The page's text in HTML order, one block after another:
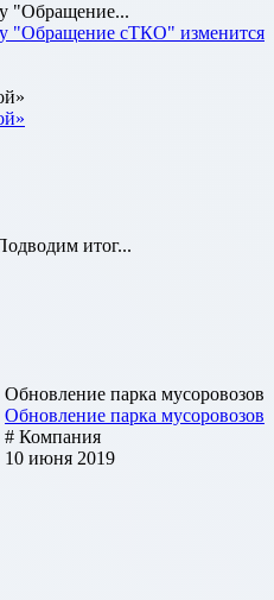
"Обращение...
"Обращение сТКО" изменится
итог...
Обновление парка мусоровозов
Обновление парка мусоровозов
# Компания
10 июня 2019